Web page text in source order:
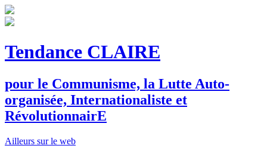
Tendance CLAIRE
pour le Communisme, la Lutte Auto-
organisée, Internationaliste et
RévolutionnairE
Ailleurs sur le web